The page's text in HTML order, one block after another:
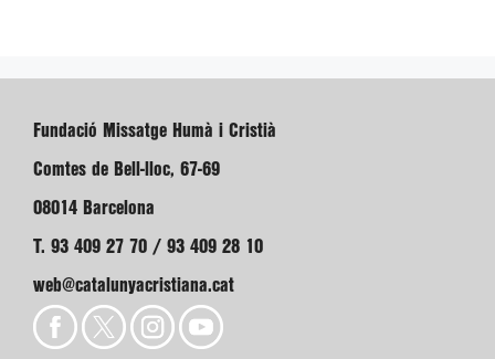
Fundació Missatge Humà i Cristià
Comtes de Bell-lloc, 67-69
08014 Barcelona
T. 93 409 27 70 / 93 409 28 10
web@catalunyacristiana.cat